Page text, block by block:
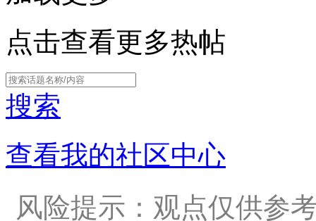
点击查看更多热帖
搜索
查看我的社区中心
风险提示：观点仅供参